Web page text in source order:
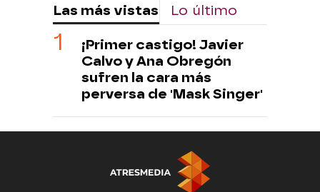
Las más vistas Lo último
¡Primer castigo! Javier
Calvo y Ana Obregón
sufren la cara más
perversa de 'Mask Singer'